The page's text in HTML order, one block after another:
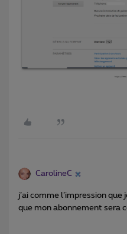
CarolineC
j’ai comme l’impression
que mon abonnement sera